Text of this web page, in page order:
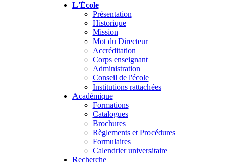
L'École
Présentation
Historique
Mission
Mot du Directeur
Accréditation
Corps enseignant
Administration
Conseil de l'école
Institutions rattachées
Académique
Formations
Catalogues
Brochures
Règlements et Procédures
Formulaires
Calendrier universitaire
Recherche